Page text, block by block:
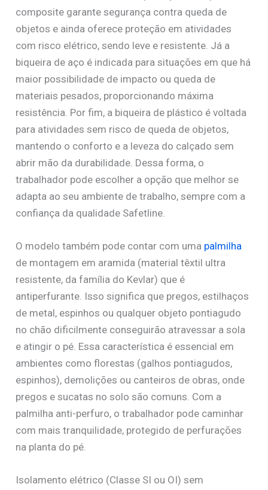
composite garante segurança contra queda de
objetos e ainda oferece proteção em atividades
com risco elétrico, sendo leve e resistente. Já a
biqueira de aço é indicada para situações em que há
maior possibilidade de impacto ou queda de
materiais pesados, proporcionando máxima
resistência. Por fim, a biqueira de plástico é voltada
para atividades sem risco de queda de objetos,
mantendo o conforto e a leveza do calçado sem
abrir mão da durabilidade. Dessa forma, o
trabalhador pode escolher a opção que melhor se
adapta ao seu ambiente de trabalho, sempre com a
confiança da qualidade Safetline.
O modelo também pode contar com uma palmilha
de montagem em aramida (material têxtil ultra
resistente, da família do Kevlar) que é
antiperfurante. Isso significa que pregos, estilhaços
de metal, espinhos ou qualquer objeto pontiagudo
no chão dificilmente conseguirão atravessar a sola
e atingir o pé. Essa característica é essencial em
ambientes como florestas (galhos pontiagudos,
espinhos), demolições ou canteiros de obras, onde
pregos e sucatas no solo são comuns. Com a
palmilha anti-perfuro, o trabalhador pode caminhar
com mais tranquilidade, protegido de perfurações
na planta do pé.
Isolamento elétrico (Classe SI ou OI) sem